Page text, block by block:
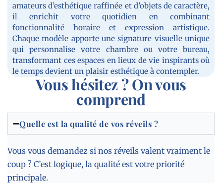
amateurs d’esthétique raffinée et d’objets de caractère,
il enrichit votre quotidien en combinant
fonctionnalité horaire et expression artistique.
Chaque modèle apporte une signature visuelle unique
qui personnalise votre chambre ou votre bureau,
transformant ces espaces en lieux de vie inspirants où
le temps devient un plaisir esthétique à contempler.
Vous hésitez ? On vous
comprend
Quelle est la qualité de vos réveils ?
Vous vous demandez si nos réveils valent vraiment le
coup ? C’est logique, la qualité est votre priorité
principale.